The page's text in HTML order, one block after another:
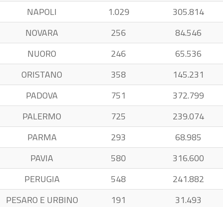
NAPOLI 1.029
305.814
NOVARA
256
84.546
NUORO
246
65.536
ORISTANO
358
145.231
PADOVA
751
372.799
PALERMO
725
239.074
PARMA
293
68.985
PAVIA
580
316.600
PERUGIA
548
241.882
PESARO E URBINO
191
31.493